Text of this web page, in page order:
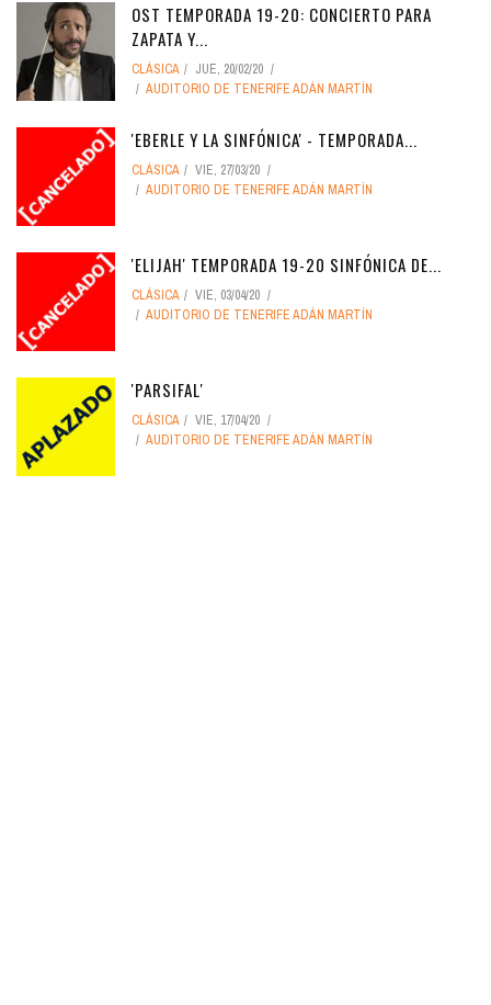
OST TEMPORADA 19-20: CONCIERTO PARA
ZAPATA Y...
CLÁSICA
JUE, 20/02/20
AUDITORIO DE TENERIFE ADÁN MARTÍN
'EBERLE Y LA SINFÓNICA' - TEMPORADA...
CLÁSICA
VIE, 27/03/20
AUDITORIO DE TENERIFE ADÁN MARTÍN
'ELIJAH' TEMPORADA 19-20 SINFÓNICA DE...
CLÁSICA
VIE, 03/04/20
AUDITORIO DE TENERIFE ADÁN MARTÍN
'PARSIFAL'
CLÁSICA
VIE, 17/04/20
AUDITORIO DE TENERIFE ADÁN MARTÍN